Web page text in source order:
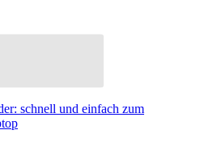
schnell und einfach zum